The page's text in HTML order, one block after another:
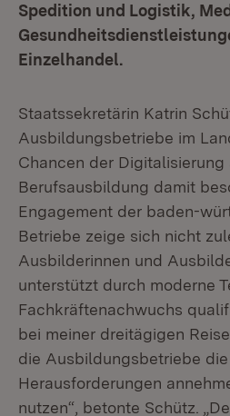
Spedition und Logistik,
Einzelhandel.
Staatssekretärin Katrin
Ausbildungsbetriebe im
Chancen der
Berufsausbildung damit
Engagement der baden-
Betriebe zeige sich nicht
Ausbilderinnen und
unterstützt durch moderne
Fachkräftenachwuchs
bei meiner dreitägigen
die Ausbildungsbetriebe
Herausforderungen
nutzen“, betonte Schütz.